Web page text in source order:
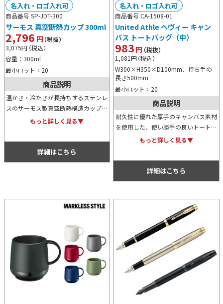
商品番号 SP-JDT-300
サーモス 真空断熱カップ 300ml
2,796 円（税抜）
3,075円（税込）
容量：300ml
最小ロット：20
名入れ・ロゴ入れ可
商品説明
温かさ・冷たさが長持ちするステンレ
スのサーモス製真空断熱構造カップ。
カップ外側は熱くならず、結露もし難
もっと詳しく見る▼
詳細はこちら
商品番号 CA-1508-01
United Athle ヘヴィー キャン
バス トートバッグ（中）
983円（税抜）
1,081円（税込）
W300×H350×D100mm、持ち手の
長さ500mm
最小ロット：20
名入れ・ロゴ入れ可
商品説明
耐久性に優れた厚手のキャンバス素材
を使用した、使い勝手の良いトートバ
ッグ。全6色のカラー展開も魅力。
もっと詳しく見る▼
詳細はこちら